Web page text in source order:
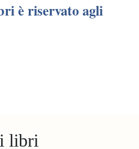
è riservato agli
libri